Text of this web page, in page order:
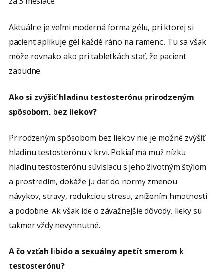
Aktuálne je veľmi moderná forma gélu, pri ktorej si
pacient aplikuje gél každé ráno na rameno. Tu sa však
môže rovnako ako pri tabletkách stať, že pacient
zabudne.
Ako si zvýšiť hladinu testosterónu prirodzeným
spôsobom, bez liekov?
Prirodzeným spôsobom bez liekov nie je možné zvýšiť
hladinu testosterónu v krvi. Pokiaľ má muž nízku
hladinu testosterónu súvisiacu s jeho životným štýlom
a prostredím, dokáže ju dať do normy zmenou
návykov, stravy, redukciou stresu, znížením hmotnosti
a podobne. Ak však ide o závažnejšie dôvody, lieky sú
takmer vždy nevyhnutné.
A čo vzťah libido a sexuálny apetít smerom k
testosterónu?